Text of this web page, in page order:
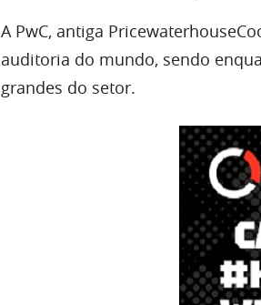
A PwC, antiga
auditoria do mundo, sendo
grandes do setor.